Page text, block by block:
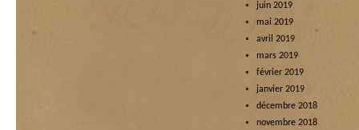
juin 2019
mai 2019
avril 2019
mars 2019
février 2019
janvier 2019
décembre 2018
novembre 2018